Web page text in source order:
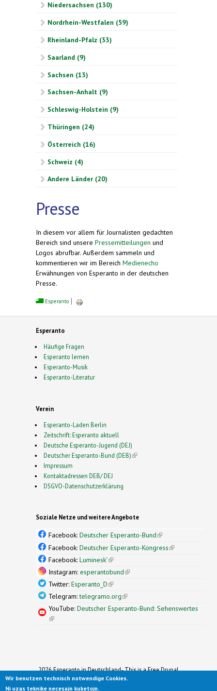
Niedersachsen (130)
Nordrhein-Westfalen (59)
Rheinland-Pfalz (33)
Saarland (9)
Sachsen (13)
Sachsen-Anhalt (9)
Schleswig-Holstein (9)
Thüringen (24)
Österreich (16)
Schweiz (4)
Andere Länder (20)
Presse
In diesem vor allem für Journalisten gedachten
Bereich sind unsere Pressemitteilungen und
Logos abrufbar. Außerdem sammeln und
kommentieren wir im Bereich Medienecho
Erwähnungen von Esperanto in der deutschen
Presse.
Esperanto
Esperanto
Häufige Fragen
Esperanto lernen
Esperanto-Musik
Esperanto-Literatur
Verein
Esperanto-Laden Berlin
Zeitschrift: Esperanto aktuell
Deutsche Esperanto-Jugend (DEJ)
Deutscher Esperanto-Bund (DEB)(link is external)
Impressum
Kontaktadressen DEB/ DEJ
DSGVO-Datenschutzerklärung
Soziale Netze und weitere Angebote
Facebook: Deutscher Esperanto-Bund(link is
external)
Facebook: Deutscher Esperanto-Kongress(link is
Facebook: Luminesk'(link is external)
Instagram: esperantobund(link is external)
Twitter: Esperanto_D(link is external)
Telegram:telegramo.org(link is external)
YouTube: Deutscher Esperanto-Bund: Sehenswertes
(link is external)
2026 Esperanto in Deutschland- This is a Free Drupal
Theme
Ported to Drupal for the Open Source Community by
Wir benutzen technisch notwendige Cookies.
Ni uzas teknike necesajn kuketojn.